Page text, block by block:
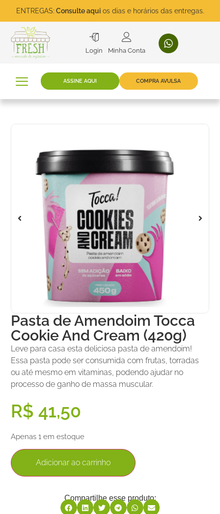
ENTREGAS: Consulte aquios dias e horários das entregas.
Login Minha Conta
ASSINE AQUI COMPRA AVULSA
Pasta de Amendoim Tocca
Cookie And Cream (420g)
Leve para casa esta deliciosa pasta de amendoim!
Essa pasta pode ser consumida com frutas, torradas
ou até mesmo em vitaminas, podendo ajudar no
processo de ganho de massa muscular.
R$ 41,50
Apenas 1 em estoque
Adicionar ao carrinho
Compartilhe esse produto: